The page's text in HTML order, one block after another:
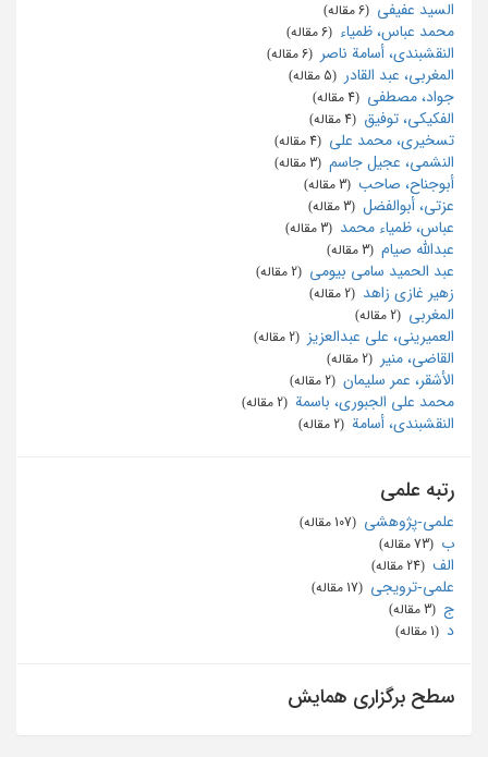
السید عفیفی
محمد عباس، ظمیاء
النقشبندی، أسامة ناصر
المغربی، عبد القادر
جواد، مصطفی
الفکیکی، توفیق
تسخیری، محمد علی
النشمی، عجیل جاسم
أبوجناح، صاحب
عزتی، أبوالفضل
عباس، ظمیاء محمد
عبدالله صیام
عبد الحمید سامی بیومی
زهیر غازی زاهد
المغربی
العمیرینی، علی عبدالعزیز
القاضی، منیر
الأشقر، عمر سلیمان
محمد علی الجبوری، باسمة
النقشبندی، أسامة
رتبه علمی
علمی-پژوهشی
ب
الف
علمی-ترویجی
ج
د
سطح برگزاری همایش